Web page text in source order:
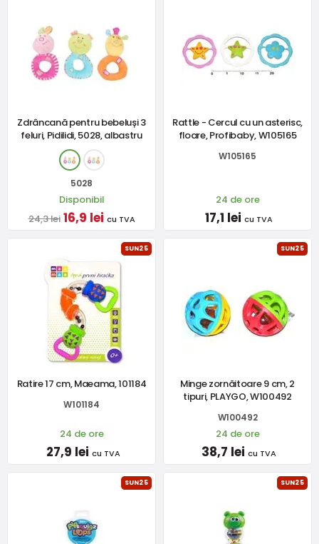
Zdrâncană pentru bebeluși 3
feluri, Pidilidi, 5028, albastru
5028
Disponibil
24,3 lei 16,9 lei cu TVA
Rattle - Cercul cu un asterisc,
floare, Profibaby, W105165
W105165
24 de ore
17,1 lei cu TVA
SUN25
Ratire 17 cm, Maeama, 101184
W101184
24 de ore
27,9 lei cu TVA
SUN25
Minge zornăitoare 9 cm, 2
tipuri, PLAYGO, W100492
W100492
24 de ore
38,7 lei cu TVA
SUN25 SUN25